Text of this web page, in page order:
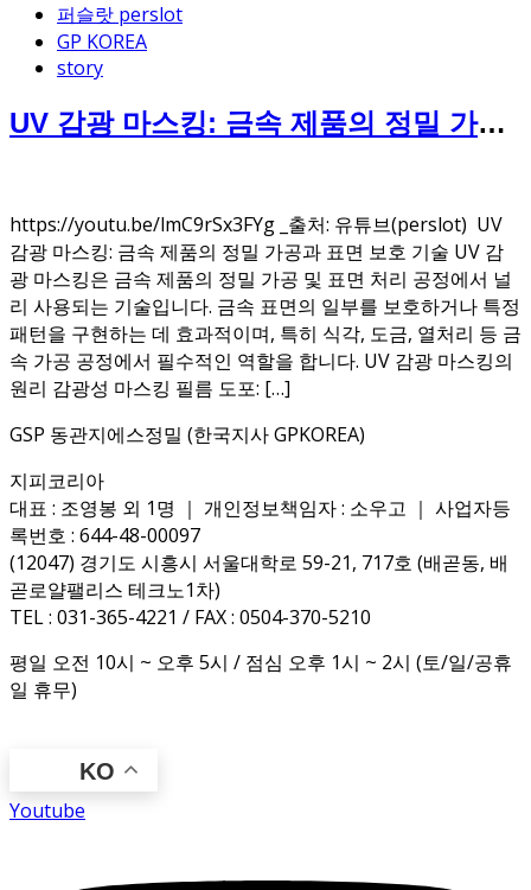
퍼슬랏 perslot
GP KOREA
story
UV 감광 마스킹: 금속 제품의 정밀 가공
https://youtu.be/lmC9rSx3FYg _출처: 유튜브(perslot) UV
감광 마스킹: 금속 제품의 정밀 가공과 표면 보호 기술 UV 감
광 마스킹은 금속 제품의 정밀 가공 및 표면 처리 공정에서 널
리 사용되는 기술입니다. 금속 표면의 일부를 보호하거나 특정
패턴을 구현하는 데 효과적이며, 특히 식각, 도금, 열처리 등 금
속 가공 공정에서 필수적인 역할을 합니다. UV 감광 마스킹의
원리 감광성 마스킹 필름 도포: […]
GSP 동관지에스정밀 (한국지사 GPKOREA)
지피코리아
대표 : 조영봉 외 1명 ｜ 개인정보책임자 : 소우고 ｜ 사업자등
록번호 : 644-48-00097
(12047) 경기도 시흥시 서울대학로 59-21, 717호 (배곧동, 배
곧로얄팰리스 테크노1차)
TEL : 031-365-4221 / FAX : 0504-370-5210
평일 오전 10시 ~ 오후 5시 / 점심 오후 1시 ~ 2시 (토/일/공휴
일 휴무)
KO
Youtube